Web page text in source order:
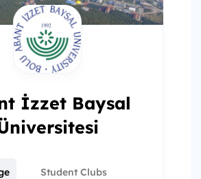
İzzet Baysal
Student Clubs